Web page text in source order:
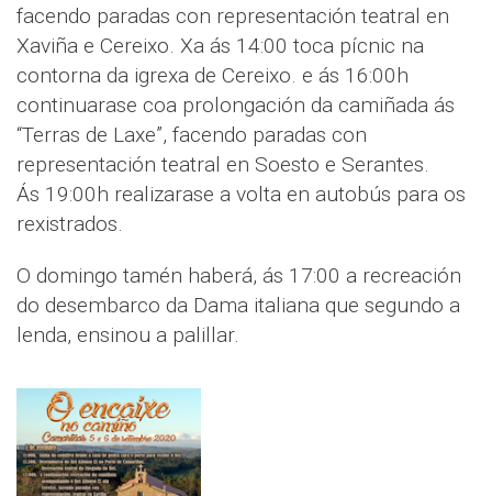
facendo paradas con representación teatral en
Xaviña e Cereixo. Xa ás 14:00 toca pícnic na
contorna da igrexa de Cereixo. e ás 16:00h
continuarase coa prolongación da camiñada ás
“Terras de Laxe”, facendo paradas con
representación teatral en Soesto e Serantes.
Ás 19:00h realizarase a volta en autobús para os
rexistrados.
O domingo tamén haberá, ás 17:00 a recreación
do desembarco da Dama italiana que segundo a
lenda, ensinou a palillar.